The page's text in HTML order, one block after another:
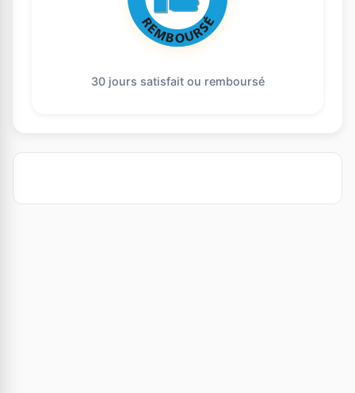
30 jours satisfait ou remboursé